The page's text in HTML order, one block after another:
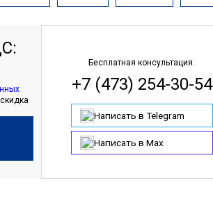
Бесплатная консультация:
+7 (473) 254-30-54
Написать в Telegram
Написать в Max